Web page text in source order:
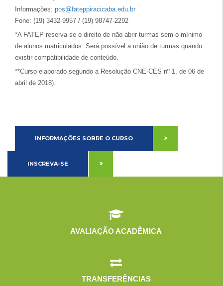
Informações: pos@fateppiracicaba.edu.br
Fone: (19) 3432-9957 / (19) 98747-2292
*A FATEP reserva-se o direito de não abrir turmas sem o mínimo
de alunos matriculados. Será possível a união de turmas quando
existir compatibilidade de conteúdo.
**Curso elaborado segundo a Resolução CNE-CES nº 1, de 06 de
abril de 2018).
INFORMAÇÕES SOBRE O CURSO
INSCREVA-SE
AVALIAÇÃO ACADÊMICA
TRANSFERÊNCIAS